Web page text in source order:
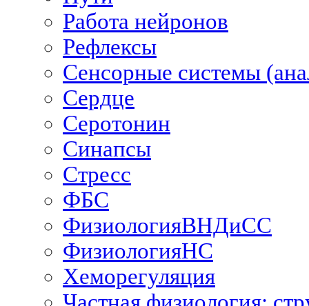
Работа нейронов
Рефлексы
Сенсорные системы
Сердце
Серотонин
Синапсы
Стресс
ФБС
ФизиологияВНДиСС
ФизиологияНС
Хеморегуляция